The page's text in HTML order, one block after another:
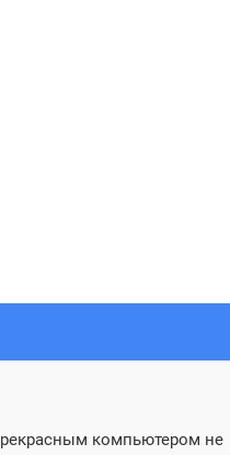
компьютером не